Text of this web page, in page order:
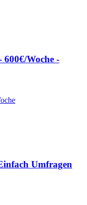
Woche -
Umfragen